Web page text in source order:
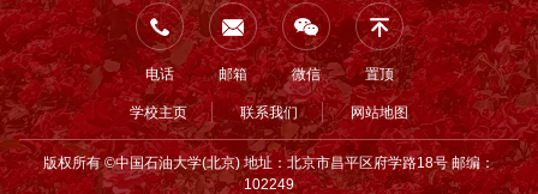
电话 邮箱 微信 置顶
学校主页 联系我们 网站地图
版权所有 ©中国石油大学(北京) 地址：北京市昌平区府学路18号 邮编：
102249